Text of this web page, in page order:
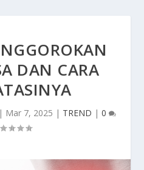
DAN CARA
| Mar 7, 2025 | TREND | 0